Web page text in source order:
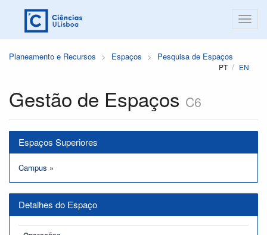
Planeamento e Recursos Espaços Pesquisa de Espaços
PT EN
Gestão de Espaços C6
Espaços Superiores
Campus »
Detalhes do Espaço